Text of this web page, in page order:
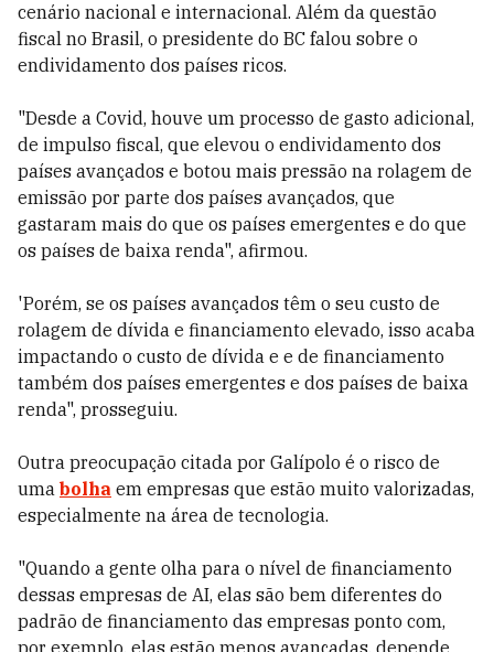
cenário nacional e internacional. Além da questão
fiscal no Brasil, o presidente do BC falou sobre o
endividamento dos países ricos.
"Desde a Covid, houve um processo de gasto adicional,
de impulso fiscal, que elevou o endividamento dos
países avançados e botou mais pressão na rolagem de
emissão por parte dos países avançados, que
gastaram mais do que os países emergentes e do que
os países de baixa renda", afirmou.
'Porém, se os países avançados têm o seu custo de
rolagem de dívida e financiamento elevado, isso acaba
impactando o custo de dívida e e de financiamento
também dos países emergentes e dos países de baixa
renda", prosseguiu.
Outra preocupação citada por Galípolo é o risco de
uma bolha em empresas que estão muito valorizadas,
especialmente na área de tecnologia.
"Quando a gente olha para o nível de financiamento
dessas empresas de AI, elas são bem diferentes do
padrão de financiamento das empresas ponto com,
por exemplo, elas estão menos avançadas, depende